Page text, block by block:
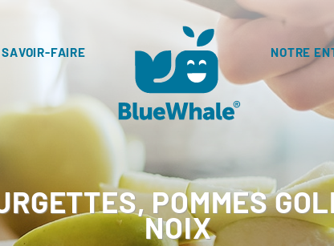
FAIRE NOTRE
POMMES
NOIX